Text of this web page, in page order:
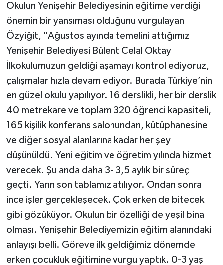
Okulun Yenişehir Belediyesinin eğitime verdiği
önemin bir yansıması olduğunu vurgulayan
Özyiğit, "Ağustos ayında temelini attığımız
Yenişehir Belediyesi Bülent Celal Oktay
İlkokulumuzun geldiği aşamayı kontrol ediyoruz,
çalışmalar hızla devam ediyor. Burada Türkiye’nin
en güzel okulu yapılıyor. 16 derslikli, her bir derslik
40 metrekare ve toplam 320 öğrenci kapasiteli,
165 kişilik konferans salonundan, kütüphanesine
ve diğer sosyal alanlarına kadar her şey
düşünüldü. Yeni eğitim ve öğretim yılında hizmet
verecek. Şu anda daha 3- 3,5 aylık bir süreç
geçti. Yarın son tablamız atılıyor. Ondan sonra
ince işler gerçekleşecek. Çok erken de bitecek
gibi gözüküyor. Okulun bir özelliği de yeşil bina
olması. Yenişehir Belediyemizin eğitim alanındaki
anlayışı belli. Göreve ilk geldiğimiz dönemde
erken çocukluk eğitimine vurgu yaptık. 0-3 yaş